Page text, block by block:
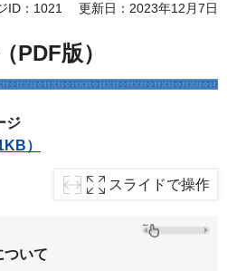
ID：1021 更新日：2023年12月7日
PDF版）
ジ
）
スライドで操作
ついて